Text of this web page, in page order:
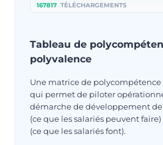
167817 TÉLÉCHARGEMENTS
Tableau de
polyvalence
Une matrice de
qui permet de piloter
démarche de développement
(ce que les salariés peuvent
(ce que les salariés font).